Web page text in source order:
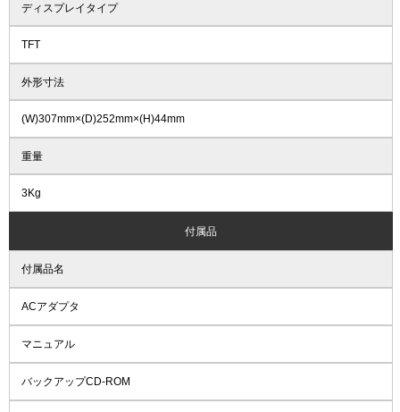
ディスプレイタイプ
TFT
外形寸法
(W)307mm×(D)252mm×(H)44mm
重量
3Kg
付属品
付属品名
ACアダプタ
マニュアル
バックアップCD-ROM